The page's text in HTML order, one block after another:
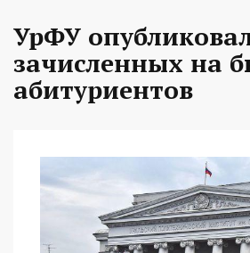
УрФУ
зачисленных на
абитуриентов